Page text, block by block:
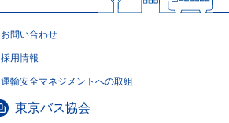
お問い合わせ
採用情報
運輸安全マネジメントへの取組
東京バス協会